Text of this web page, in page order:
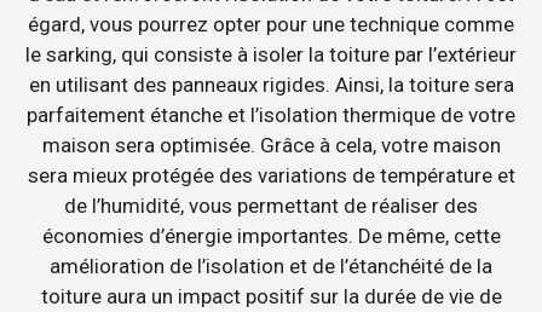
égard, vous pourrez opter pour une technique comme
le sarking, qui consiste à isoler la toiture par l’extérieur
en utilisant des panneaux rigides. Ainsi, la toiture sera
parfaitement étanche et l’isolation thermique de votre
maison sera optimisée. Grâce à cela, votre maison
sera mieux protégée des variations de température et
de l’humidité, vous permettant de réaliser des
économies d’énergie importantes. De même, cette
amélioration de l’isolation et de l’étanchéité de la
toiture aura un impact positif sur la durée de vie de